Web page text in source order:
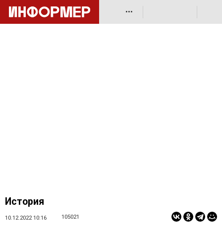
•••
История
10.12.2022 10:16 105021